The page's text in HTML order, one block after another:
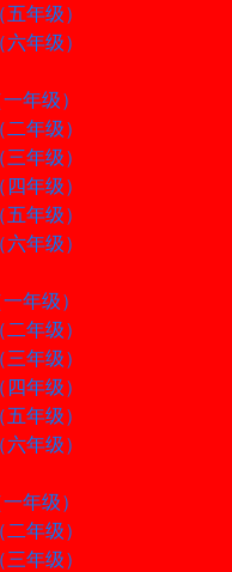
年级）
年级）
年级）
年级）
年级）
年级）
年级）
年级）
年级）
年级）
年级）
年级）
年级）
年级）
年级）
年级）
年级）